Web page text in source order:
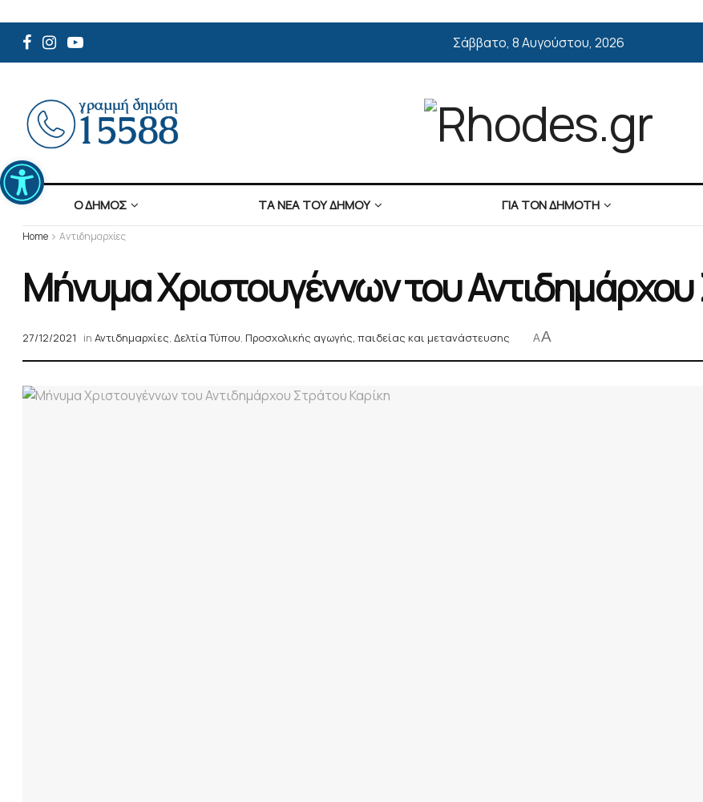
Ανοίξτε τη γραμμή εργαλείων
Σάββατο, 8 Αυγούστου, 2026
Ο ΔΗΜΟΣ ΤΑ ΝΕΑ ΤΟΥ ΔΗΜΟΥ ΓΙΑ ΤΟΝ ΔΗΜΟΤΗ
Home Αντιδημαρχίες
Μήνυμα Χριστουγέννων του
27/12/2021 in Αντιδημαρχίες, Δελτία Τύπου, Προσχολικής αγωγής, παιδείας και μετανάστευσης AA